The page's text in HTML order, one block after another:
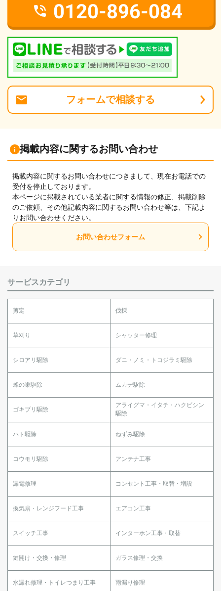
0120-896-084
フォームで相談する
掲載内容に関するお問い合わせ
掲載内容に関するお問い合わせにつきまして、現在お電話での
受付を停止しております。
本ページに掲載されている業者に関する情報の修正、掲載削除
のご依頼、その他記載内容に関するお問い合わせ等は、下記よ
りお問い合わせください。
お問い合わせフォーム
サービスカテゴリ
剪定 伐採
草刈り シャッター修理
シロアリ駆除 ダニ・ノミ・トコジラミ駆除
蜂の巣駆除 ムカデ駆除
ゴキブリ駆除
アライグマ・イタチ・ハクビシン
駆除
ハト駆除 ねずみ駆除
コウモリ駆除 アンテナ工事
漏電修理 コンセント工事・取替・増設
換気扇・レンジフード工事 エアコン工事
スイッチ工事 インターホン工事・取替
鍵開け・交換・修理 ガラス修理・交換
水漏れ修理・トイレつまり工事 雨漏り修理